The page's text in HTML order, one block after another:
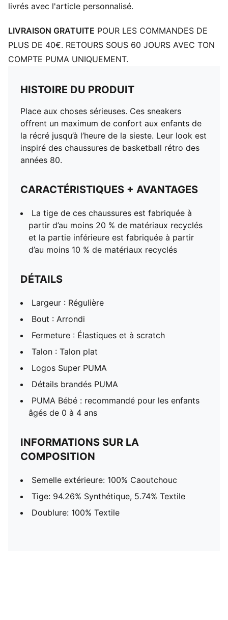
livrés avec l'article personnalisé.
LIVRAISON GRATUITE POUR LES COMMANDES DE
PLUS DE 40€. RETOURS SOUS 60 JOURS AVEC TON
COMPTE PUMA UNIQUEMENT.
HISTOIRE DU PRODUIT
Place aux choses sérieuses. Ces sneakers
offrent un maximum de confort aux enfants de
la récré jusqu’à l’heure de la sieste. Leur look est
inspiré des chaussures de basketball rétro des
années 80.
CARACTÉRISTIQUES + AVANTAGES
La tige de ces chaussures est fabriquée à
partir d’au moins 20 % de matériaux recyclés
et la partie inférieure est fabriquée à partir
d’au moins 10 % de matériaux recyclés
DÉTAILS
Largeur : Régulière
Bout : Arrondi
Fermeture : Élastiques et à scratch
Talon : Talon plat
Logos Super PUMA
Détails brandés PUMA
PUMA Bébé : recommandé pour les enfants
âgés de 0 à 4 ans
INFORMATIONS SUR LA
COMPOSITION
Semelle extérieure: 100% Caoutchouc
Tige: 94.26% Synthétique, 5.74% Textile
Doublure: 100% Textile